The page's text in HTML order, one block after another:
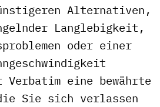
Alternativen,
Langlebigkeit,
oder einer
Verbatim eine bewährte
Sie sich verlassen